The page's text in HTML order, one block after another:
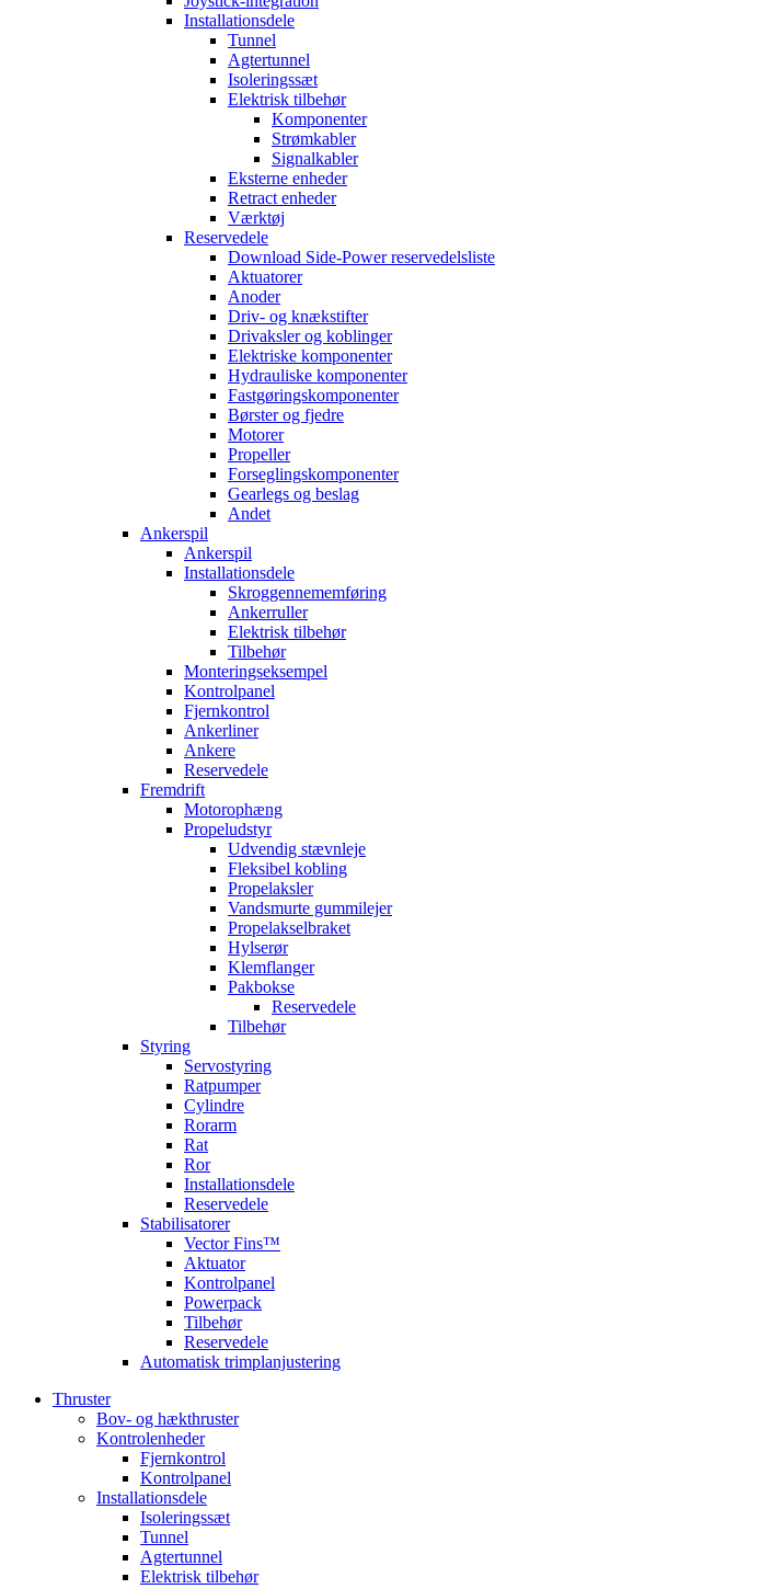
Installationsdele
Tunnel
Agtertunnel
Isoleringssæt
Elektrisk tilbehør
Komponenter
Strømkabler
Signalkabler
Eksterne enheder
Retract enheder
Værktøj
Reservedele
Download Side-Power reservedelsliste
Aktuatorer
Anoder
Driv- og knækstifter
Drivaksler og koblinger
Elektriske komponenter
Hydrauliske komponenter
Fastgøringskomponenter
Børster og fjedre
Motorer
Propeller
Forseglingskomponenter
Gearlegs og beslag
Andet
Ankerspil
Ankerspil
Installationsdele
Skroggennememføring
Ankerruller
Elektrisk tilbehør
Tilbehør
Monteringseksempel
Kontrolpanel
Fjernkontrol
Ankerliner
Ankere
Reservedele
Fremdrift
Motorophæng
Propeludstyr
Udvendig stævnleje
Fleksibel kobling
Propelaksler
Vandsmurte gummilejer
Propelakselbraket
Hylserør
Klemflanger
Pakbokse
Reservedele
Tilbehør
Styring
Servostyring
Ratpumper
Cylindre
Rorarm
Rat
Ror
Installationsdele
Reservedele
Stabilisatorer
Vector Fins™
Aktuator
Kontrolpanel
Powerpack
Tilbehør
Reservedele
Automatisk trimplanjustering
Thruster
Bov- og hækthruster
Kontrolenheder
Fjernkontrol
Kontrolpanel
Installationsdele
Isoleringssæt
Tunnel
Agtertunnel
Elektrisk tilbehør